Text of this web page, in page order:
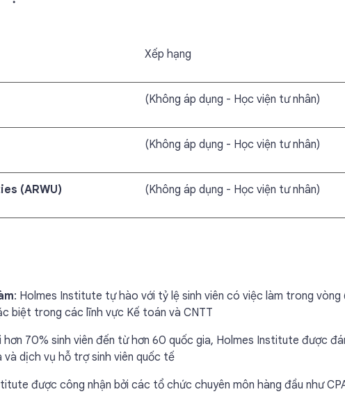
Xếp hạng
(Không áp dụng - Học viện tư nhân)
(Không áp dụng - Học viện tư nhân)
(ARWU) (Không áp dụng - Học viện tư nhân)
: Holmes Institute tự hào với tỷ lệ sinh viên có việc làm trong vòng
biệt trong các lĩnh vực Kế toán và CNTT
hơn 70% sinh viên đến từ hơn 60 quốc gia, Holmes Institute được
dịch vụ hỗ trợ sinh viên quốc tế
được công nhận bởi các tổ chức chuyên môn hàng đầu như